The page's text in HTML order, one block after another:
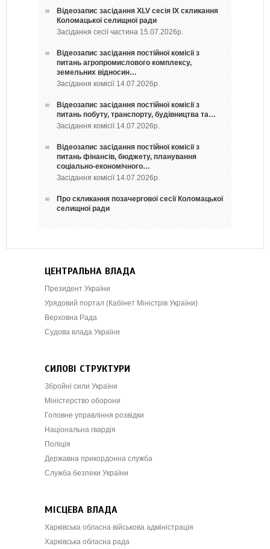
Відеозапис засідання ХLV сесія ІХ скликання
Коломацької селищної ради
Засідання сесії частина 15.07.2026р.
Відеозапис засідання постійної комісії з
питань агропромислового комплексу,
земельних відносин…
Засідання комісії 14.07.2026р.
Відеозапис засідання постійної комісії з
питань побуту, транспорту, будівництва та…
Засідання комісії 14.07.2026р.
Відеозапис засідання постійної комісії з
питань фінансів, бюджету, планування
соціально-економічного…
Засідання комісії 14.07.2026р.
Про скликання позачергової сесії Коломацької
селищної ради
ЦЕНТРАЛЬНА ВЛАДА
Президент України
Урядовий портал (Кабінет Міністрів України)
Верховна Рада
Судова влада України
СИЛОВІ СТРУКТУРИ
Збройні сили України
Міністерство оборони
Головне управління розвідки
Національна гвардія
Поліція
Державна прикордонна служба
Служба безпеки України
МІСЦЕВА ВЛАДА
Харківська обласна військова адміністрація
Харківська обласна рада